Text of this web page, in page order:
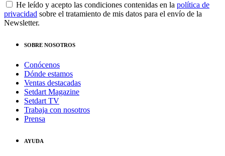
He leído y acepto las condiciones contenidas en la política de
privacidad sobre el tratamiento de mis datos para el envío de la
Newsletter.
SOBRE NOSOTROS
Conócenos
Dónde estamos
Ventas destacadas
Setdart Magazine
Setdart TV
Trabaja con nosotros
Prensa
AYUDA